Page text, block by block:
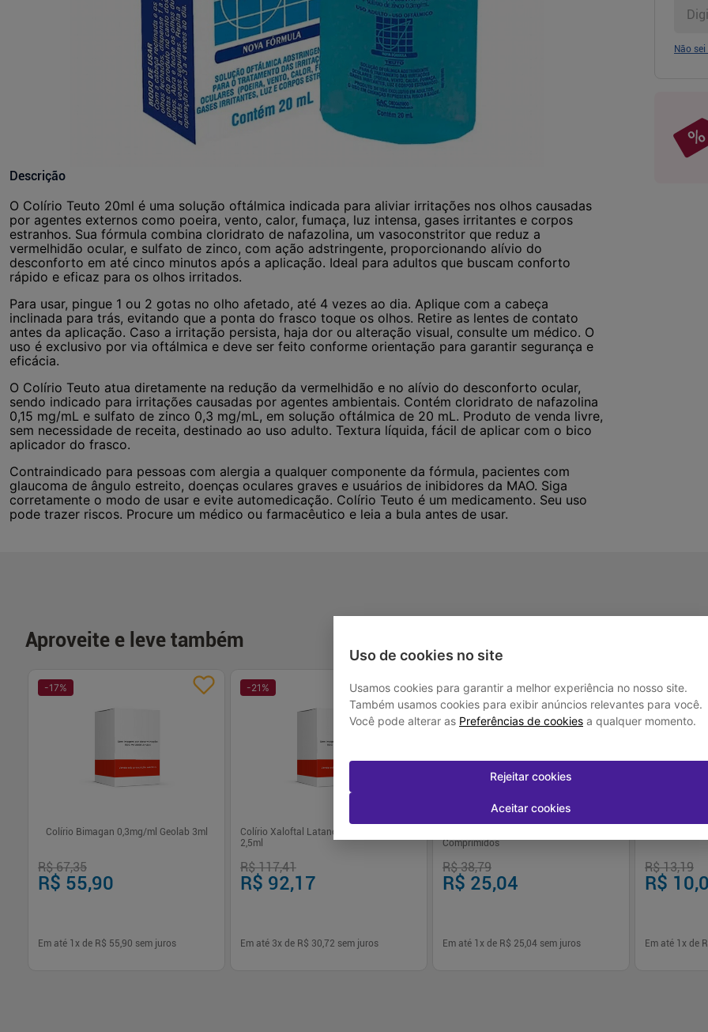
Uso de cookies no site
Usamos cookies para garantir a melhor experiência no nosso site.
Também usamos cookies para exibir anúncios relevantes para você.
Você pode alterar as Preferências de cookies a qualquer momento.
Rejeitar cookies
Aceitar cookies
Descrição
O Colírio Teuto 20ml é uma solução oftálmica indicada para aliviar irritações nos olhos causadas
por agentes externos como poeira, vento, calor, fumaça, luz intensa, gases irritantes e corpos
estranhos. Sua fórmula combina cloridrato de nafazolina, um vasoconstritor que reduz a
vermelhidão ocular, e sulfato de zinco, com ação adstringente, proporcionando alívio do
desconforto em até cinco minutos após a aplicação. Ideal para adultos que buscam conforto
rápido e eficaz para os olhos irritados.
Para usar, pingue 1 ou 2 gotas no olho afetado, até 4 vezes ao dia. Aplique com a cabeça
inclinada para trás, evitando que a ponta do frasco toque os olhos. Retire as lentes de contato
antes da aplicação. Caso a irritação persista, haja dor ou alteração visual, consulte um médico. O
uso é exclusivo por via oftálmica e deve ser feito conforme orientação para garantir segurança e
eficácia.
O Colírio Teuto atua diretamente na redução da vermelhidão e no alívio do desconforto ocular,
sendo indicado para irritações causadas por agentes ambientais. Contém cloridrato de nafazolina
0,15 mg/mL e sulfato de zinco 0,3 mg/mL, em solução oftálmica de 20 mL. Produto de venda livre,
sem necessidade de receita, destinado ao uso adulto. Textura líquida, fácil de aplicar com o bico
aplicador do frasco.
Contraindicado para pessoas com alergia a qualquer componente da fórmula, pacientes com
glaucoma de ângulo estreito, doenças oculares graves e usuários de inibidores da MAO. Siga
corretamente o modo de usar e evite automedicação. Colírio Teuto é um medicamento. Seu uso
pode trazer riscos. Procure um médico ou farmacêutico e leia a bula antes de usar.
Não sei
Aproveite e leve também
-17%
Colírio Bimagan 0,3mg/ml Geolab 3ml
R$ 67,35
R$ 55,90
Em até 1 x de R$ 55,90 sem juros
-21 %
Colírio Xaloftal Latanoprosta 0,05mg
2,5ml
R$ 117,41
R$ 92,17
Em até 3x de R$ 30,72 sem juros
-35%
Comprimidos
R$ 38,79
R$ 25,04
Em até 1 x de R$ 25,04 sem juros
-24%
R$ 13,19
R$
Em até 1 x de